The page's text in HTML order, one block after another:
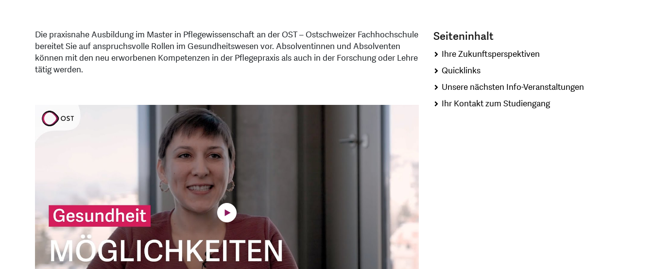
Die praxisnahe Ausbildung im Master in Pflegewissenschaft an der OST – Ostschweizer Fachhochschule
bereitet Sie auf anspruchsvolle Rollen im Gesundheitswesen vor. Absolventinnen und Absolventen
können mit den neu erworbenen Kompetenzen in der Pflegepraxis als auch in der Forschung oder Lehre
tätig werden.
Seiteninhalt
Ihre Zukunftsperspektiven
Quicklinks
Unsere nächsten Info-Veranstaltungen
Ihr Kontakt zum Studiengang